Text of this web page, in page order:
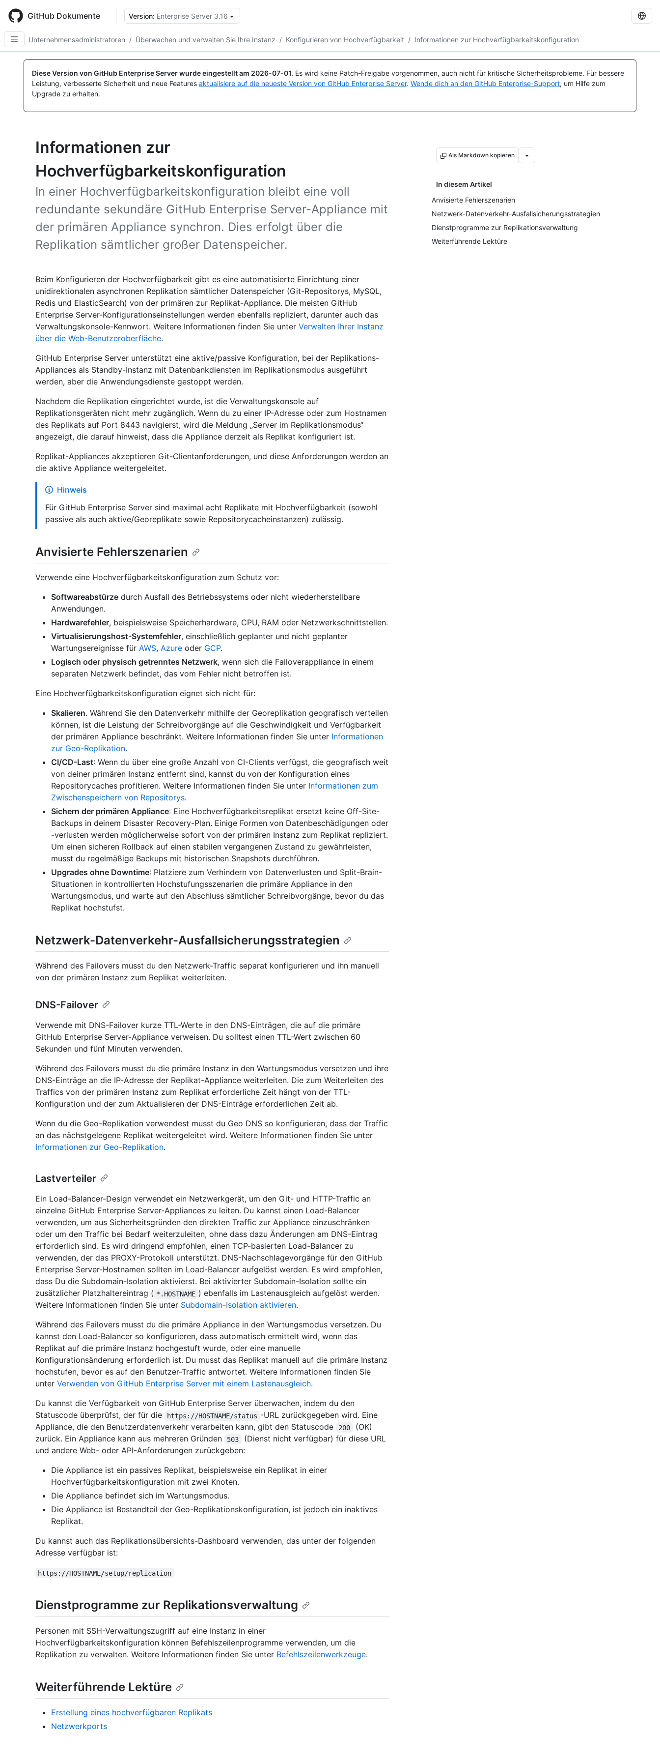
main
content
GitHub Dokumente Version: Enterprise Server 3.16
Unternehmensadministratoren / Überwachen und verwalten Sie Ihre Instanz / Konfigurieren von Hochverfügbarkeit / Informationen zur Hochverfügbarkeitskonfiguration
Diese Version von GitHub Enterprise Server wurde eingestellt am 2026-07-01. Es wird keine Patch-Freigabe vorgenommen, auch nicht für kritische Sicherheitsprobleme. Für bessere
Leistung, verbesserte Sicherheit und neue Features aktualisiere auf die neueste Version von GitHub Enterprise Server. Wende dich an den GitHub Enterprise-Support, um Hilfe zum
Upgrade zu erhalten.
Informationen zur
Hochverfügbarkeitskonfiguration
In einer Hochverfügbarkeitskonfiguration bleibt eine voll
redundante sekundäre GitHub Enterprise Server-Appliance mit
der primären Appliance synchron. Dies erfolgt über die
Replikation sämtlicher großer Datenspeicher.
Als Markdown kopieren
In diesem Artikel
Anvisierte Fehlerszenarien
Netzwerk-Datenverkehr-Ausfallsicherungsstrategien
Dienstprogramme zur Replikationsverwaltung
Weiterführende Lektüre
Beim Konfigurieren der Hochverfügbarkeit gibt es eine automatisierte Einrichtung einer
unidirektionalen asynchronen Replikation sämtlicher Datenspeicher (Git-Repositorys, MySQL,
Redis und ElasticSearch) von der primären zur Replikat-Appliance. Die meisten GitHub
Enterprise Server-Konfigurationseinstellungen werden ebenfalls repliziert, darunter auch das
Verwaltungskonsole-Kennwort. Weitere Informationen finden Sie unter Verwalten Ihrer Instanz
über die Web-Benutzeroberfläche.
GitHub Enterprise Server unterstützt eine aktive/passive Konfiguration, bei der Replikations-
Appliances als Standby-Instanz mit Datenbankdiensten im Replikationsmodus ausgeführt
werden, aber die Anwendungsdienste gestoppt werden.
Nachdem die Replikation eingerichtet wurde, ist die Verwaltungskonsole auf
Replikationsgeräten nicht mehr zugänglich. Wenn du zu einer IP-Adresse oder zum Hostnamen
des Replikats auf Port 8443 navigierst, wird die Meldung „Server im Replikationsmodus“
angezeigt, die darauf hinweist, dass die Appliance derzeit als Replikat konfiguriert ist.
Replikat-Appliances akzeptieren Git-Clientanforderungen, und diese Anforderungen werden an
die aktive Appliance weitergeleitet.
Hinweis
Für GitHub Enterprise Server sind maximal acht Replikate mit Hochverfügbarkeit (sowohl
passive als auch aktive/Georeplikate sowie Repositorycacheinstanzen) zulässig.
Anvisierte Fehlerszenarien
Verwende eine Hochverfügbarkeitskonfiguration zum Schutz vor:
Softwareabstürze durch Ausfall des Betriebssystems oder nicht wiederherstellbare
Anwendungen.
Hardwarefehler, beispielsweise Speicherhardware, CPU, RAM oder Netzwerkschnittstellen.
Virtualisierungshost-Systemfehler, einschließlich geplanter und nicht geplanter
Wartungsereignisse für AWS, Azure oder GCP.
Logisch oder physisch getrenntes Netzwerk, wenn sich die Failoverappliance in einem
separaten Netzwerk befindet, das vom Fehler nicht betroffen ist.
Eine Hochverfügbarkeitskonfiguration eignet sich nicht für:
Skalieren. Während Sie den Datenverkehr mithilfe der Georeplikation geografisch verteilen
können, ist die Leistung der Schreibvorgänge auf die Geschwindigkeit und Verfügbarkeit
der primären Appliance beschränkt. Weitere Informationen finden Sie unter Informationen
zur Geo-Replikation.
CI/CD-Last: Wenn du über eine große Anzahl von CI-Clients verfügst, die geografisch weit
von deiner primären Instanz entfernt sind, kannst du von der Konfiguration eines
Repositorycaches profitieren. Weitere Informationen finden Sie unter Informationen zum
Zwischenspeichern von Repositorys.
Sichern der primären Appliance: Eine Hochverfügbarkeitsreplikat ersetzt keine Off-Site-
Backups in deinem Disaster Recovery-Plan. Einige Formen von Datenbeschädigungen oder
-verlusten werden möglicherweise sofort von der primären Instanz zum Replikat repliziert.
Um einen sicheren Rollback auf einen stabilen vergangenen Zustand zu gewährleisten,
musst du regelmäßige Backups mit historischen Snapshots durchführen.
Upgrades ohne Downtime: Platziere zum Verhindern von Datenverlusten und Split-Brain-
Situationen in kontrollierten Hochstufungsszenarien die primäre Appliance in den
Wartungsmodus, und warte auf den Abschluss sämtlicher Schreibvorgänge, bevor du das
Replikat hochstufst.
Netzwerk-Datenverkehr-Ausfallsicherungsstrategien
Während des Failovers musst du den Netzwerk-Traffic separat konfigurieren und ihn manuell
von der primären Instanz zum Replikat weiterleiten.
DNS-Failover
Verwende mit DNS-Failover kurze TTL-Werte in den DNS-Einträgen, die auf die primäre
GitHub Enterprise Server-Appliance verweisen. Du solltest einen TTL-Wert zwischen 60
Sekunden und fünf Minuten verwenden.
Während des Failovers musst du die primäre Instanz in den Wartungsmodus versetzen und ihre
DNS-Einträge an die IP-Adresse der Replikat-Appliance weiterleiten. Die zum Weiterleiten des
Traffics von der primären Instanz zum Replikat erforderliche Zeit hängt von der TTL-
Konfiguration und der zum Aktualisieren der DNS-Einträge erforderlichen Zeit ab.
Wenn du die Geo-Replikation verwendest musst du Geo DNS so konfigurieren, dass der Traffic
an das nächstgelegene Replikat weitergeleitet wird. Weitere Informationen finden Sie unter
Informationen zur Geo-Replikation.
Lastverteiler
Ein Load-Balancer-Design verwendet ein Netzwerkgerät, um den Git- und HTTP-Traffic an
einzelne GitHub Enterprise Server-Appliances zu leiten. Du kannst einen Load-Balancer
verwenden, um aus Sicherheitsgründen den direkten Traffic zur Appliance einzuschränken
oder um den Traffic bei Bedarf weiterzuleiten, ohne dass dazu Änderungen am DNS-Eintrag
erforderlich sind. Es wird dringend empfohlen, einen TCP-basierten Load-Balancer zu
verwenden, der das PROXY-Protokoll unterstützt. DNS-Nachschlagevorgänge für den GitHub
Enterprise Server-Hostnamen sollten im Load-Balancer aufgelöst werden. Es wird empfohlen,
dass Du die Subdomain-Isolation aktivierst. Bei aktivierter Subdomain-Isolation sollte ein
zusätzlicher Platzhaltereintrag ( *.HOSTNAME ) ebenfalls im Lastenausgleich aufgelöst werden.
Weitere Informationen finden Sie unter Subdomain-Isolation aktivieren.
Während des Failovers musst du die primäre Appliance in den Wartungsmodus versetzen. Du
kannst den Load-Balancer so konfigurieren, dass automatisch ermittelt wird, wenn das
Replikat auf die primäre Instanz hochgestuft wurde, oder eine manuelle
Konfigurationsänderung erforderlich ist. Du musst das Replikat manuell auf die primäre Instanz
hochstufen, bevor es auf den Benutzer-Traffic antwortet. Weitere Informationen finden Sie
unter Verwenden von GitHub Enterprise Server mit einem Lastenausgleich.
Du kannst die Verfügbarkeit von GitHub Enterprise Server überwachen, indem du den
Statuscode überprüfst, der für die
https://HOSTNAME/status -URL zurückgegeben wird. Eine
Appliance, die den Benutzerdatenverkehr verarbeiten kann, gibt den Statuscode
200
(OK)
zurück. Ein Appliance kann aus mehreren Gründen
503
(Dienst nicht verfügbar) für diese URL
und andere Web- oder API-Anforderungen zurückgeben:
Die Appliance ist ein passives Replikat, beispielsweise ein Replikat in einer
Hochverfügbarkeitskonfiguration mit zwei Knoten.
Die Appliance befindet sich im Wartungsmodus.
Die Appliance ist Bestandteil der Geo-Replikationskonfiguration, ist jedoch ein inaktives
Replikat.
Du kannst auch das Replikationsübersichts-Dashboard verwenden, das unter der folgenden
Adresse verfügbar ist:
https://HOSTNAME/setup/replication
Dienstprogramme zur Replikationsverwaltung
Personen mit SSH-Verwaltungszugriff auf eine Instanz in einer
Hochverfügbarkeitskonfiguration können Befehlszeilenprogramme verwenden, um die
Replikation zu verwalten. Weitere Informationen finden Sie unter Befehlszeilenwerkzeuge.
Weiterführende Lektüre
Erstellung eines hochverfügbaren Replikats
Netzwerkports